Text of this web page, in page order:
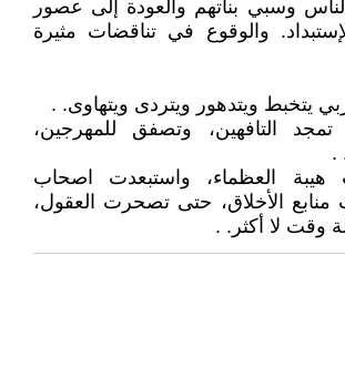
وسبي بناتهم والعودة إلى عصور
والوقوع في تناقضات مثيرة
يتخبط ويتدهور ويتردى ويتهاوى. .
التافهين، وتصفق للمهرجين،
.
العظماء، واستبعدت اصحاب
منابع الأخلاق، حتى تصحرت العقول،
وقت لا أكثر. .